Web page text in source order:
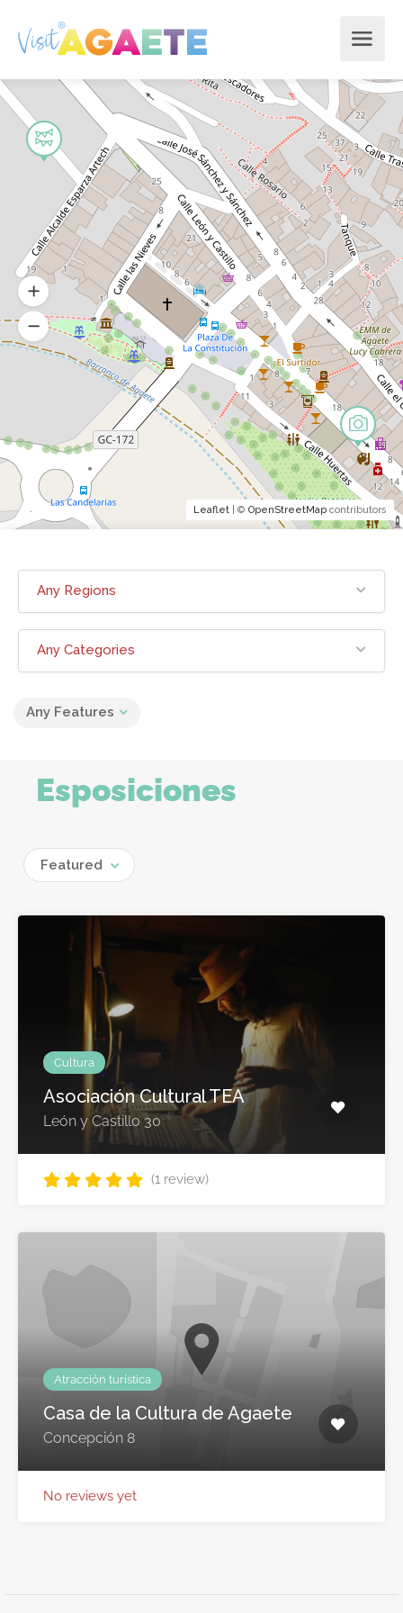
Any Regions
Any Categories
Any Features
Esposiciones
Featured
Cultura
Asociación Cultural TEA
León y Castillo 30
(1 review)
Atracción turística
Casa de la Cultura de Agaete
Concepción 8
No reviews yet
Leaflet | © OpenStreetMap contributors